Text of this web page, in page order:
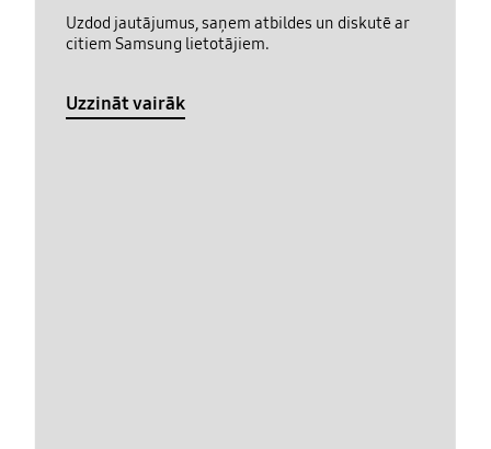
Uzdod jautājumus, saņem atbildes un diskutē ar
citiem Samsung lietotājiem.
Uzzināt vairāk